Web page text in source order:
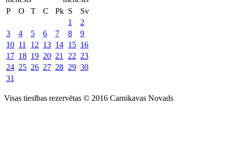
P
O T C Pk S
Sv
1
2
3
4 5 6 7 8
9
10 11 12 13 14 15 16
17 18 19 20 21 22 23
24 25 26 27 28 29 30
31
Visas tiesības rezervētas © 2016 Carnikavas Novads